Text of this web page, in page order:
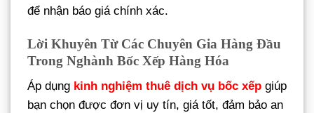
để nhận báo giá chính xác.
Lời Khuyên Từ Các Chuyên Gia Hàng Đầu
Trong Nghành Bốc Xếp Hàng Hóa
Áp dụng kinh nghiệm thuê dịch vụ bốc xếp giúp
bạn chọn được đơn vị uy tín, giá tốt, đảm bảo an